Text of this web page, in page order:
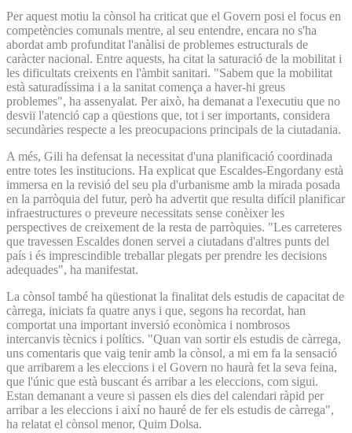
Per aquest motiu la cònsol ha criticat que el Govern posi el focus en
competències comunals mentre, al seu entendre, encara no s'ha
abordat amb profunditat l'anàlisi de problemes estructurals de
caràcter nacional. Entre aquests, ha citat la saturació de la mobilitat i
les dificultats creixents en l'àmbit sanitari. "Sabem que la mobilitat
està saturadíssima i a la sanitat comença a haver-hi greus
problemes", ha assenyalat. Per això, ha demanat a l'executiu que no
desviï l'atenció cap a qüestions que, tot i ser importants, considera
secundàries respecte a les preocupacions principals de la ciutadania.
A més, Gili ha defensat la necessitat d'una planificació coordinada
entre totes les institucions. Ha explicat que Escaldes-Engordany està
immersa en la revisió del seu pla d'urbanisme amb la mirada posada
en la parròquia del futur, però ha advertit que resulta difícil planificar
infraestructures o preveure necessitats sense conèixer les
perspectives de creixement de la resta de parròquies. "Les carreteres
que travessen Escaldes donen servei a ciutadans d'altres punts del
país i és imprescindible treballar plegats per prendre les decisions
adequades", ha manifestat.
La cònsol també ha qüestionat la finalitat dels estudis de capacitat de
càrrega, iniciats fa quatre anys i que, segons ha recordat, han
comportat una important inversió econòmica i nombrosos
intercanvis tècnics i polítics. "Quan van sortir els estudis de càrrega,
uns comentaris que vaig tenir amb la cònsol, a mi em fa la sensació
que arribarem a les eleccions i el Govern no haurà fet la seva feina,
que l'únic que està buscant és arribar a les eleccions, com sigui.
Estan demanant a veure si passen els dies del calendari ràpid per
arribar a les eleccions i així no hauré de fer els estudis de càrrega",
ha relatat el cònsol menor, Quim Dolsa.